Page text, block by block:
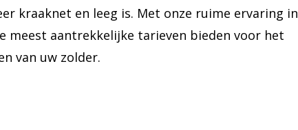
kraaknet en leeg is. Met onze ruime ervaring in
meest aantrekkelijke tarieven bieden voor het
van uw zolder.